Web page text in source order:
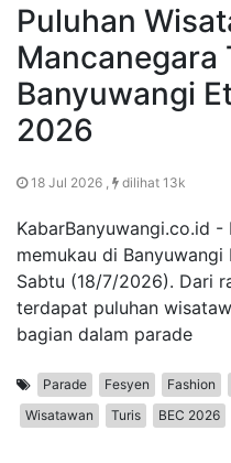
Puluhan
Mancanegara
Banyuwangi
2026
18 Jul 2026 , dilihat 13k
KabarBanyuwangi.co.id
memukau di
Sabtu (18/7/2026). Dari
terdapat puluhan
bagian dalam parade
Parade Fesyen Fashion
Wisatawan
Turis BEC 2026